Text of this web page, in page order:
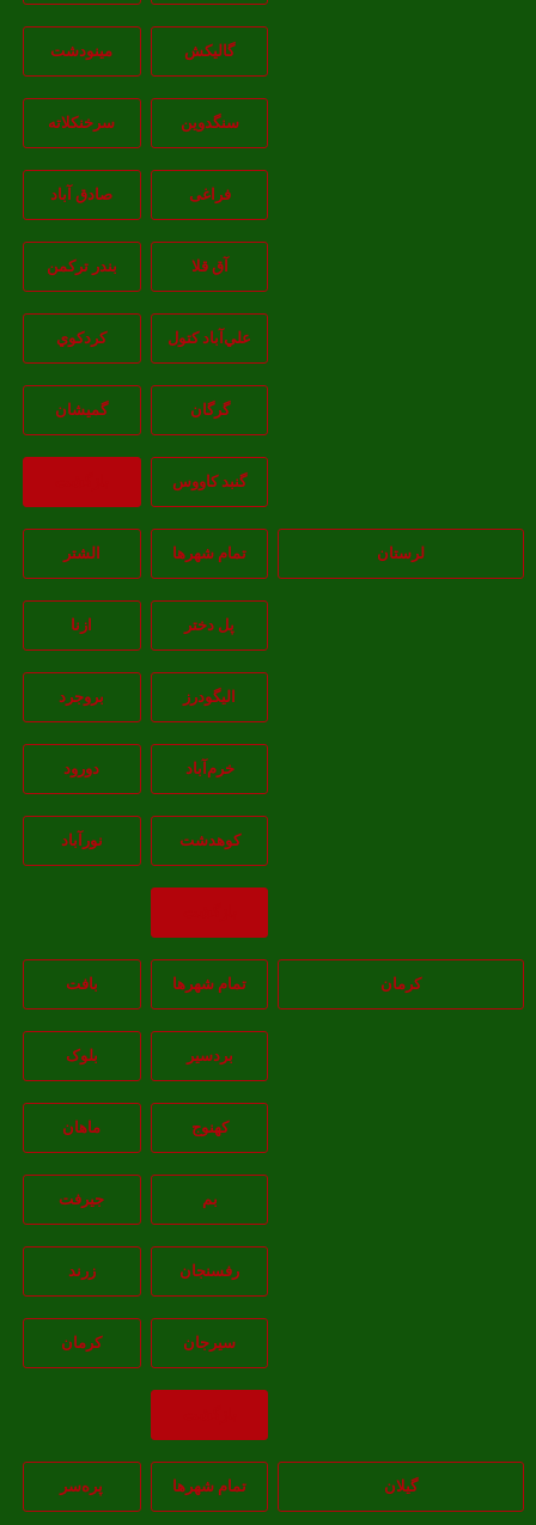
گالیکش مینودشت
سنگدوین سرخنکلاته
فراغی صادق آباد
آق قلا بندر ترکمن
علي‌آباد کتول کردکوي
گرگان گميشان
گنبد کاووس
لرستان تمام شهر‌ها الشتر
پل دختر
اليگودرز بروجرد
خرم‌آباد دورود
کوهدشت نورآباد
کرمان تمام شهر‌ها
بردسیر
کهنوج ماهان
جيرفت
رفسنجان
سيرجان کرمان
گیلان تمام شهر‌ها پره‌سر